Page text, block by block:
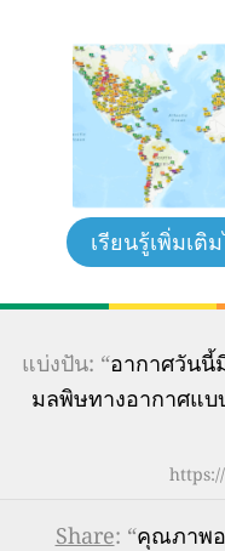
เรียนรู้เพิ่มเติ
แบ่งปัน: “อากาศวันนี้
มลพิษทางอากาศแบ
Share: “คุณภาพอ